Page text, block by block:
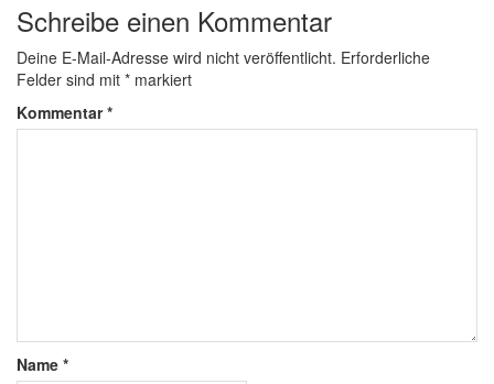
Schreibe einen Kommentar
Deine E-Mail-Adresse wird nicht veröffentlicht. Erforderliche
Felder sind mit * markiert
Kommentar*
Name *